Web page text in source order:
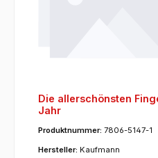
Die allerschönsten
Jahr
Produktnummer: 7806-5147-1
Hersteller: Kaufmann